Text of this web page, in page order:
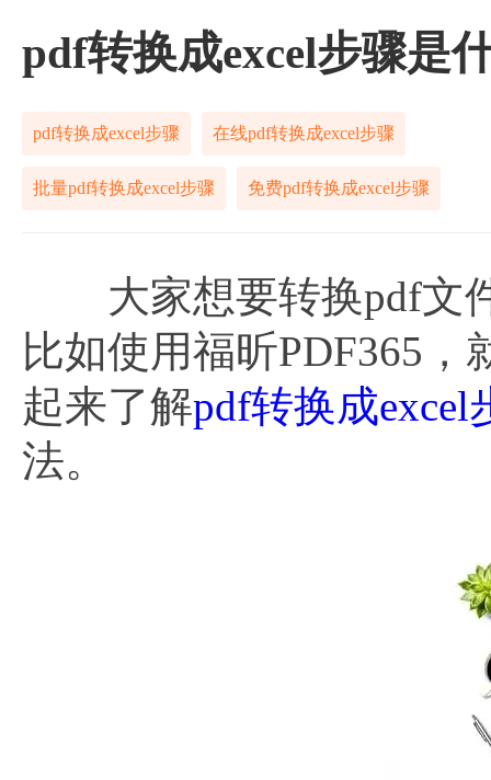
pdf转换成excel步骤是
pdf转换成excel步骤 在线pdf转换成excel步骤
批量pdf转换成excel步骤 免费pdf转换成excel步骤
大家想要转换pdf文件
比如使用福昕PDF365
起来了解pdf转换成excel
法。